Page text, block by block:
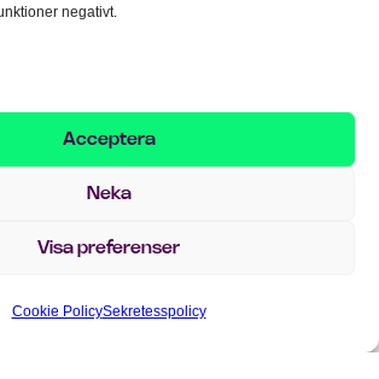
negativt.
Acceptera
Neka
Visa preferenser
Cookie PolicySekretesspolicy
”Jag accepterar” för att aktivera
Jag godkänner
är Implema MEETS Malmö
om det blir platser lediga. Tack